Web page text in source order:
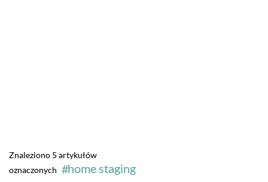
Znaleziono 5 artykułów
oznaczonych
home staging